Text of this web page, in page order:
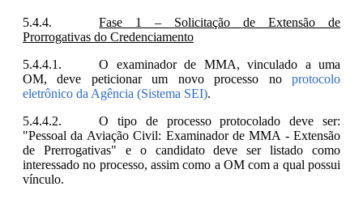
Fase 1 – Solicitação de Extensão de
Prorrogativas do Credenciamento
O examinador de MMA, vinculado a uma
OM, deve peticionar um novo processo no protocolo
eletrônico da Agência (Sistema SEI).
O tipo de processo protocolado deve ser:
"Pessoal da Aviação Civil: Examinador de MMA - Extensão
de Prerrogativas" e o candidato deve ser listado como
interessado no processo, assim como a OM com a qual possui
vínculo.